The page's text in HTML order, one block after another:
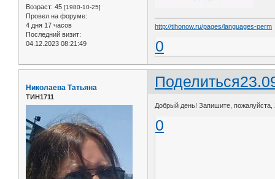
Возраст: 45 [1980-10-25]
Провел на форуме:
4 дня 17 часов
Последний визит:
04.12.2023 08:21:49
http://tihonow.ru/pages/languages-perm
0
Поделиться
Николаева Татьяна
ТИН1711
Добрый день! Запишите, пожалуйста,
0